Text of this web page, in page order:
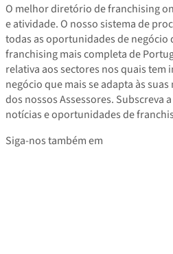
O melhor diretório de franchising
e atividade. O nosso sistema de
todas as oportunidades de negócio
franchising mais completa de
relativa aos sectores nos quais tem
negócio que mais se adapta às
dos nossos Assessores. Subscreva
notícias e oportunidades de
Siga-nos também em